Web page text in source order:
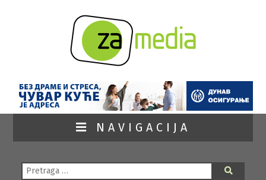
NAVIGACIJA
Pretraga: